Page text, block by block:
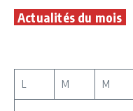
Actualités du mois
L M M